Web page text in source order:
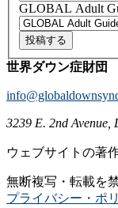
GLOBAL Adult
投稿する
世界ダウン症財団
3239 E. 2nd Avenue,
ウェブサイトの著
無断複写・転載を
プライバシー・ポ